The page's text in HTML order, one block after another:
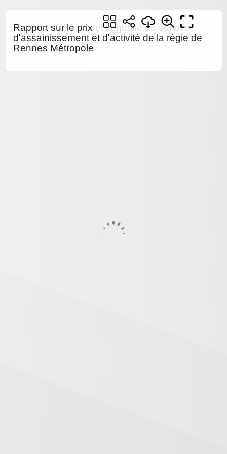
Rapport sur le prix et la qualié du service
d'assainissement et d'activité de la régie de
Rennes Métropole